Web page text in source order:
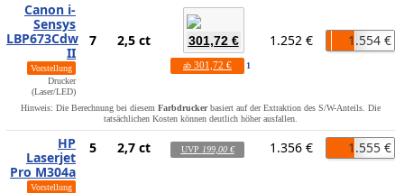
Canon i-
Sensys
LBP673Cdw
II
Vorstellung
Drucker
(Laser/LED)
7 2,5 ct 301,72 €
ab 301,72 € 1
1.252 € 1.554 €
Hinweis: Die Berechnung bei diesem Farbdruckerbasiert auf der Extraktion des S/W-Anteils. Die
tatsächlichen Kosten können deutlich höher ausfallen.
HP
Laserjet
Pro M304a
Vorstellung
5 2,7 ct UVP 199,00 € 1.356 € 1.555 €